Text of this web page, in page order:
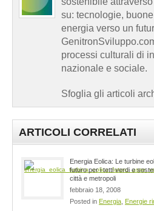
su: tecnologie,
energia verso un
processi culturali di
nazionale e sociale.
Sfoglia gli articoli
ARTICOLI CORRELATI
Energia Eolica: Le turbine
futuro per i tetti verdi e
città e metropoli
febbraio 18, 2008
Posted in Energia Energie